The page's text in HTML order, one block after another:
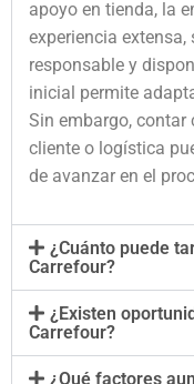
apoyo en tienda, la
experiencia
responsable y
inicial permite
Sin embargo, contar
cliente o logística
de avanzar en el
¿Cuánto puede
Carrefour?
¿Existen
Carrefour?
¿Qué factores